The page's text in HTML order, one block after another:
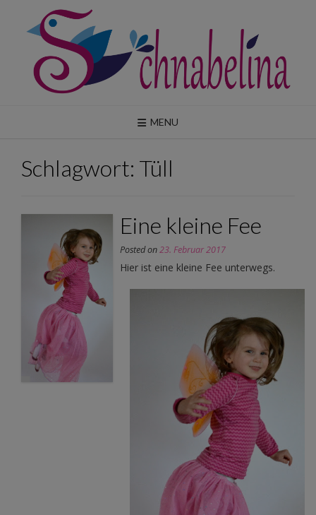
content
MENU
Schlagwort: Tüll
Eine kleine Fee
Posted on23. Februar 2017
Hier ist eine kleine Fee unterwegs.